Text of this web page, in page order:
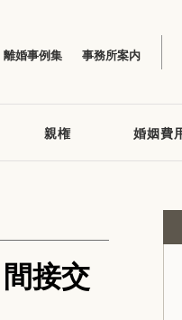
離婚事例集 事務所案内
親権 婚姻費
接交